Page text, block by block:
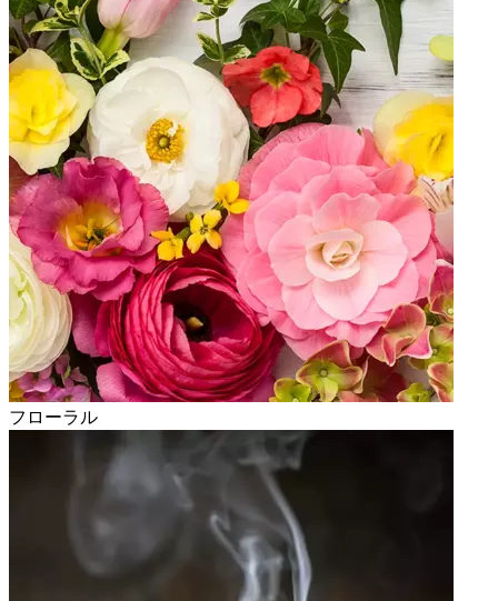
フローラル